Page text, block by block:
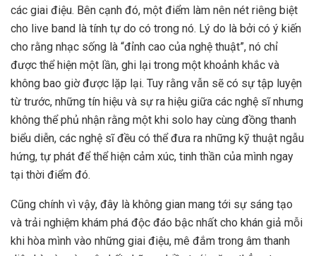
các giai điệu. Bên cạnh đó, một điểm làm nên nét riêng biệt
cho live band là tính tự do có trong nó. Lý do là bởi có ý kiến
cho rằng nhạc sống là “đỉnh cao của nghệ thuật”, nó chỉ
được thể hiện một lần, ghi lại trong một khoảnh khắc và
không bao giờ được lặp lại. Tuy rằng vẫn sẽ có sự tập luyện
từ trước, những tín hiệu và sự ra hiệu giữa các nghệ sĩ nhưng
không thể phủ nhận rằng một khi solo hay cùng đồng thanh
biểu diễn, các nghệ sĩ đều có thể đưa ra những kỹ thuật ngẫu
hứng, tự phát để thể hiện cảm xúc, tinh thần của mình ngay
tại thời điểm đó.
Cũng chính vì vậy, đây là không gian mang tới sự sáng tạo
và trải nghiệm khám phá độc đáo bậc nhất cho khán giả mỗi
khi hòa mình vào những giai điệu, mê đắm trong âm thanh